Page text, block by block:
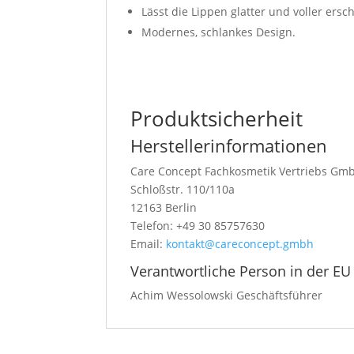
Lässt die Lippen glatter und voller
Modernes, schlankes Design.
Produktsicherheit
Herstellerinformationen
Care Concept Fachkosmetik Vertriebs
Schloßstr. 110/110a
12163 Berlin
Telefon: +49 30 85757630
Email: kontakt@careconcept.gmbh
Verantwortliche Person in der EU
Achim Wessolowski Geschäftsführer